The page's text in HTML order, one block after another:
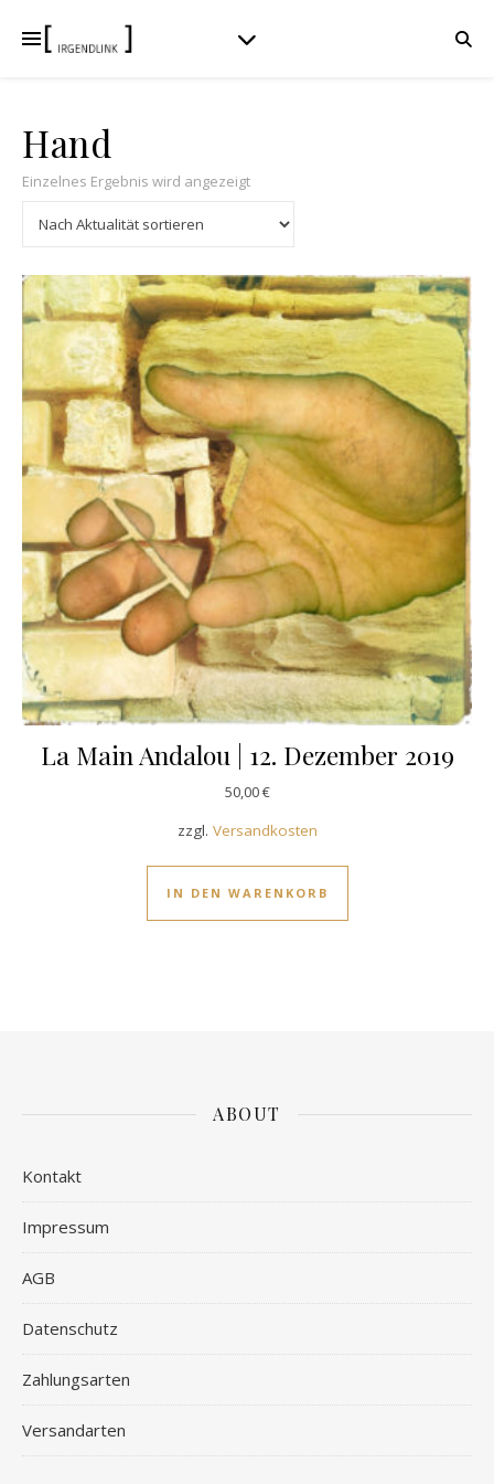
Hand
Einzelnes Ergebnis wird angezeigt
La Main Andalou | 12. Dezember 2019
50,00€
zzgl. Versandkosten
IN DEN WARENKORB
ABOUT
Kontakt
Impressum
AGB
Datenschutz
Zahlungsarten
Versandarten